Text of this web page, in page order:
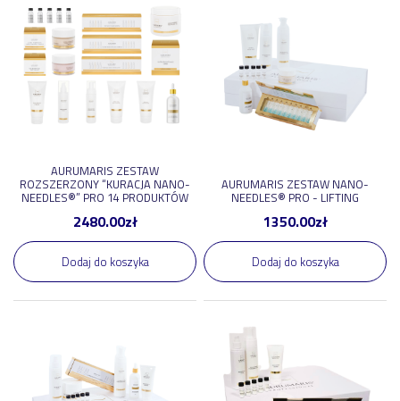
4,40 zł
Pokaż nowości
Pokaż polecane
Producent
Aba Group 12
Brow Code
Hairplay 5
AURUMARIS ZESTAW
ROZSZERZONY “KURACJA NANO-
NEEDLES®” PRO 14 PRODUKTÓW
2480.00zł
Dodaj do koszyka
AURUMARIS ZESTAW NANO-
NEEDLES® PRO - LIFTING
1350.00zł
Dodaj do koszyka